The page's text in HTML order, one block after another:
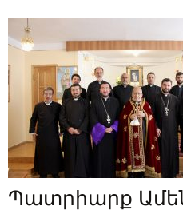
Պատրիարք